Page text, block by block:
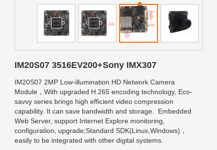
IM20S07 3516EV200+Sony IMX307
IM20S07 2MP Low-illumination HD Network Camera
Module，With upgraded H.265 encoding technology, Eco-
savvy series brings high efficient video compression
capability. It can save bandwidth and storage. Embedded
Web Server, support Internet Explore monitoring,
configuration, upgrade;Standard SDK(Linux,Windows)，
easily to be integrated with other digital systems.